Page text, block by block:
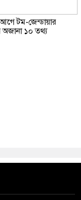
আগে টম-জেন্ডায়ার
অজানা ১০ তথ্য